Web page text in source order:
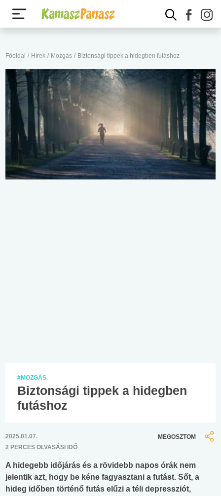
Főoldal / Hírek / Mozgás / Biztonsági tippek a hidegben futáshoz
#MOZGÁS
Biztonsági tippek a hidegben
futáshoz
2025.01.07.
2 PERCES OLVASÁSI IDŐ
MEGOSZTOM
A hidegebb időjárás és a rövidebb napos órák nem
jelentik azt, hogy be kéne fagyasztani a futást. Sőt, a
hideg időben történő futás elűzi a téli depressziót,